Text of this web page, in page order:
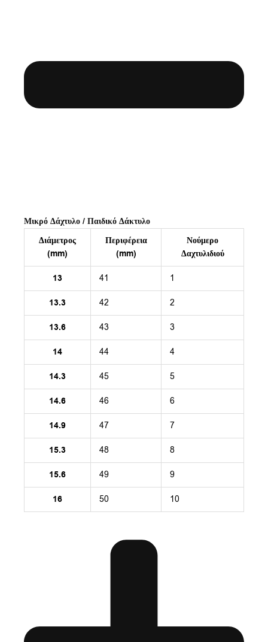
Μικρό Δάχτυλο / Παιδικό Δάκτυλο
Διάμετρος
(mm)
Περιφέρεια
(mm)
Νούμερο
Δαχτυλιδιού
13 41 1
13.3 42 2
13.6 43 3
14 44 4
14.3 45 5
14.6 46 6
14.9 47 7
15.3 48 8
15.6 49 9
16 50 10